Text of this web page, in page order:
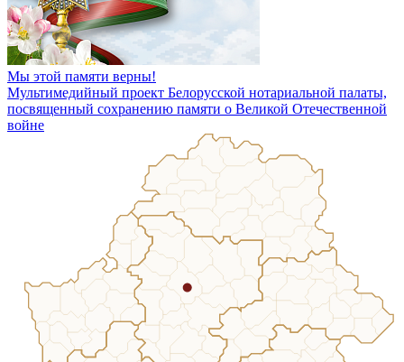
Мы этой памяти верны!
Мультимедийный проект Белорусской нотариальной палаты,
посвященный сохранению памяти о Великой Отечественной
войне